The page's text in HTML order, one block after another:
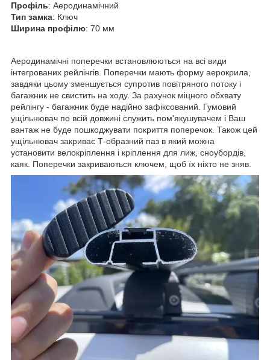
Профіль: Аеродинамічний
Тип замка: Ключ
Ширина профілю: 70 мм
Аеродинамічні поперечки встановлюються на всі види
інтегрованих рейлінгів. Поперечки мають форму аерокрила,
завдяки цьому зменшується супротив повітряного потоку і
багажник не свистить на ходу. За рахунок міцного обхвату
рейлінгу - багажник буде надійно зафіксований. Гумовий
ущільнювач по всій довжині служить пом'якушувачем і Ваш
вантаж не буде пошкоджувати покриття поперечок. Також цей
ущільнювач закриває Т-образний паз в який можна
установити велокріплення і кріплення для лиж, сноубордів,
каяк. Поперечки закриваються ключем, щоб їх ніхто не зняв.